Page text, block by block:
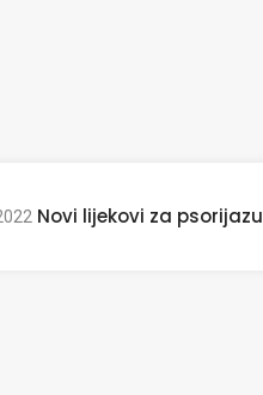
Novi lijekovi za psorijazu